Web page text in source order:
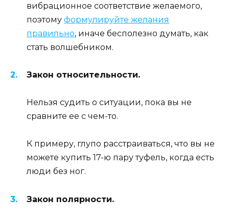
вибрационное соответствие желаемого,
поэтому формулируйте желания
правильно, иначе бесполезно думать, как
стать волшебником.
Закон относительности.
Нельзя судить о ситуации, пока вы не
сравните ее с чем-то.
К примеру, глупо расстраиваться, что вы не
можете купить 17-ю пару туфель, когда есть
люди без ног.
Закон полярности.